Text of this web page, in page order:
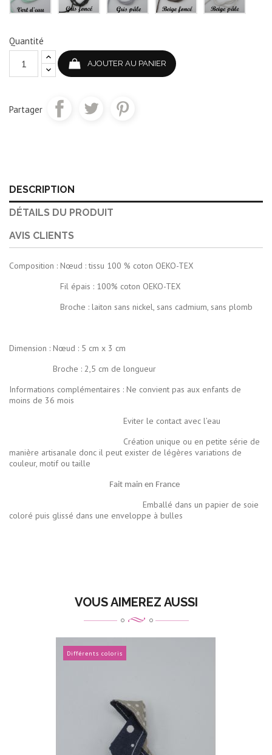
Quantité
AJOUTER AU PANIER
Partager
DESCRIPTION
DÉTAILS DU PRODUIT
AVIS CLIENTS
Composition : Nœud : tissu 100 % coton OEKO-TEX
Fil épais : 100% coton OEKO-TEX
Broche : laiton sans nickel, sans cadmium, sans plomb
Dimension : Nœud : 5 cm x 3 cm
Broche : 2,5 cm de longueur
Informations complémentaires : Ne convient pas aux enfants de
moins de 36 mois
Eviter le contact avec l’eau
Création unique ou en petite série de
manière artisanale donc il peut exister de légères variations de
couleur, motif ou taille
Fait main en France
Emballé dans un papier de soie
coloré puis glissé dans une enveloppe à bulles
VOUS AIMEREZ AUSSI
Différents coloris